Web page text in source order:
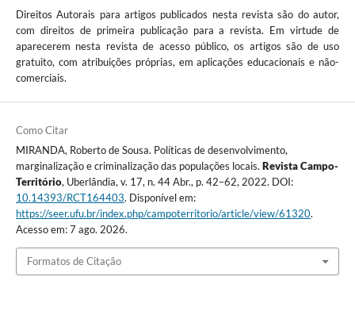
Direitos Autorais para artigos publicados nesta revista são do autor,
com direitos de primeira publicação para a revista. Em virtude de
aparecerem nesta revista de acesso público, os artigos são de uso
gratuito, com atribuições próprias, em aplicações educacionais e não-
comerciais.
Como Citar
MIRANDA, Roberto de Sousa. Políticas de desenvolvimento,
marginalização e criminalização das populações locais. Revista Campo-
Território, Uberlândia, v. 17, n. 44 Abr., p. 42–62, 2022. DOI:
10.14393/RCT164403. Disponível em:
https://seer.ufu.br/index.php/campoterritorio/article/view/61320.
Acesso em: 7 ago. 2026.
Formatos de Citação